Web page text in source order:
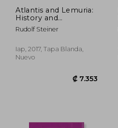
Atlantis and Lemuria:
History and
Civilization (en Inglés)
Rudolf Steiner
Iap, 2017, Tapa Blanda,
Nuevo